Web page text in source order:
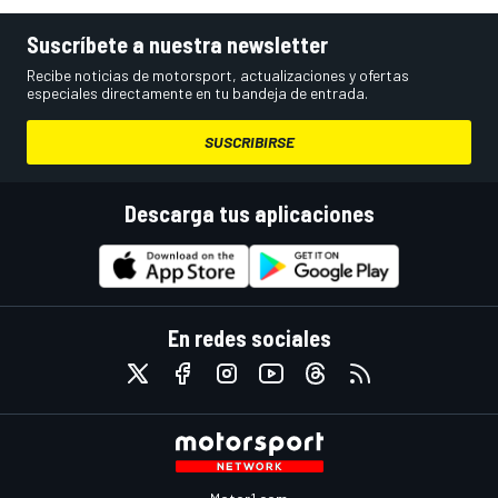
Suscríbete a nuestra newsletter
Recibe noticias de motorsport, actualizaciones y ofertas
especiales directamente en tu bandeja de entrada.
SUSCRIBIRSE
Descarga tus aplicaciones
En redes sociales